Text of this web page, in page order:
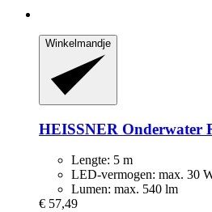
Winkelmandje
HEISSNER Onderwater
Lengte: 5 m
LED-vermogen: max. 30
Lumen: max. 540 lm
€ 57,49